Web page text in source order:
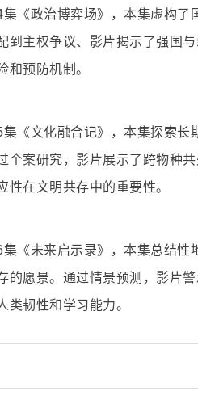
二
创
集《政治博弈场》，本集虚构了
到主权争议、影片揭示了强国
和预防机制。
集《文化融合记》，本集探索长
个案研究，影片展示了跨物种
性在文明共存中的重要性。
集《未来启示录》，本集总结性
的愿景。通过情景预测，影片
类韧性和学习能力。